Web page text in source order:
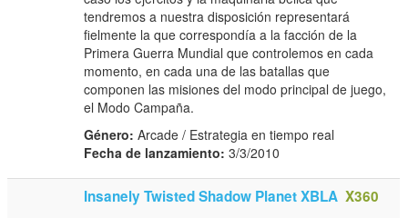
tendremos a nuestra disposición representará
fielmente la que correspondía a la facción de la
Primera Guerra Mundial que controlemos en cada
momento, en cada una de las batallas que
componen las misiones del modo principal de juego,
el Modo Campaña.
Género: Arcade / Estrategia en tiempo real
Fecha de lanzamiento: 3/3/2010
Insanely Twisted Shadow Planet XBLA X360